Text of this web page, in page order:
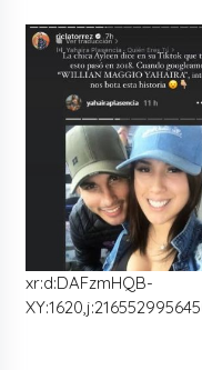
xr:d:DAFzmHQB-